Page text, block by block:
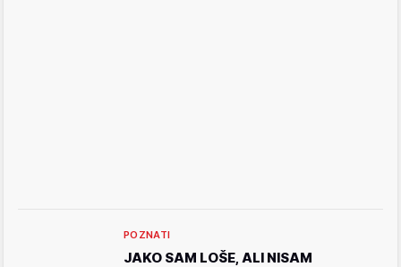
POZNATI
JAKO SAM LOŠE, ALI NISAM